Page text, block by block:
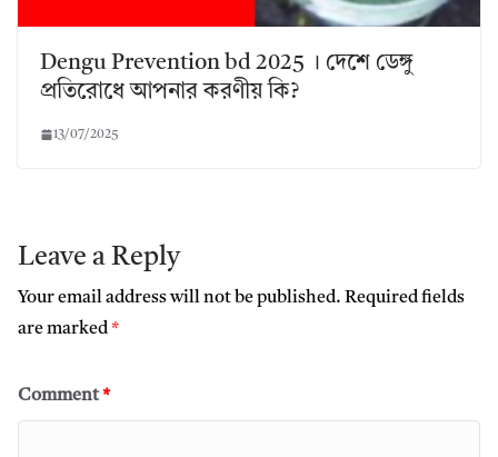
Dengu Prevention bd 2025 । দেশে ডেঙ্গু
প্রতিরোধে আপনার করণীয় কি?
13/07/2025
Leave a Reply
Your email address will not be published. Required fields
are marked*
Comment*